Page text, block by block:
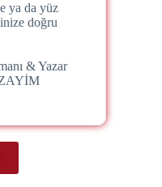
ya da yüz
doğru
& Yazar